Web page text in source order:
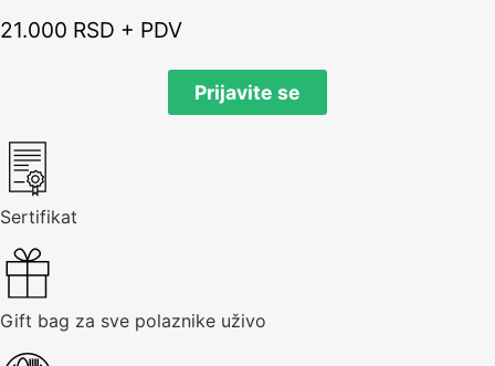
21.000 RSD + PDV
Prijavite se
Sertifikat
Gift bag za sve polaznike uživo